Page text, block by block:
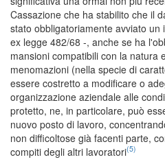
Cassazione che ha stabilito che il
stato obbligatoriamente avviato
ex legge 482/68 -, anche se ha
mansioni compatibili con la natura
menomazioni (nella specie di
essere costretto a modificare o
organizzazione aziendale alle
protetto, ne, in particolare, può
nuovo posto di lavoro,
non difficoltose già facenti parte,
compiti degli altri lavoratori(5)